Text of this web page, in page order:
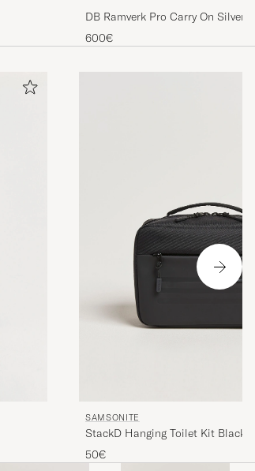
DB Ramverk Pro Carry On Silver/
600€
SAMSONITE
StackD Hanging Toilet Kit Black
50€